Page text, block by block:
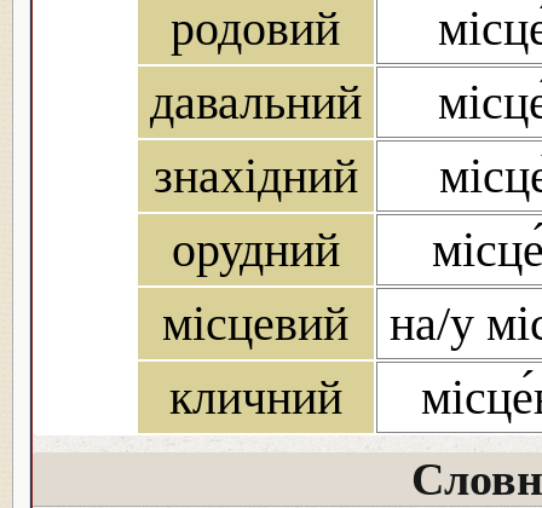
родовий
давальний
знахідний
орудний
місцевий
на/у
кличний